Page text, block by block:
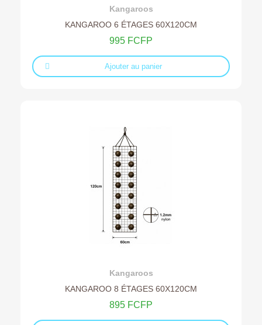
Ajouter au devis
Kangaroos
KANGAROO 6 ÉTAGES 60X120CM
995 FCFP
Ajouter au panier
Ajouter au devis
Kangaroos
KANGAROO 8 ÉTAGES 60X120CM
895 FCFP